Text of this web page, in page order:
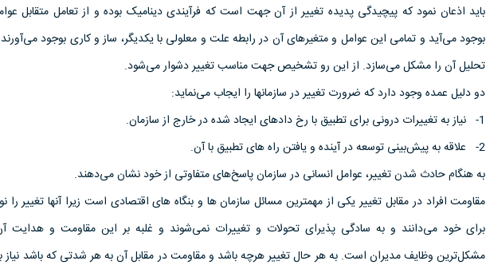
باید اذعان نمود که پیچیدگی پدیده تغییر از آن جهت است که فرآیندی دینامیک بوده و از تعامل متقابل
بوجود می‌آید و تمامی این عوامل و متغیرهای آن در رابطه علت و معلولی با یکدیگر، ساز و کاری بوجود
تحلیل آن را مشکل می‌سازد. از این رو تشخیص جهت مناسب تغییر دشوار می‌شود.
دو دلیل عمده وجود دارد که ضرورت تغییر در سازمانها را ایجاب می‌نماید:
1- نیاز به تغییرات درونی برای تطبیق با رخ دادهای ایجاد شده در خارج از سازمان.
2- علاقه به پیش‌بینی توسعه در آینده و یافتن راه های تطبیق با آن.
به هنگام حادث شدن تغییر، عوامل انسانی در سازمان پاسخ‌های متفاوتی از خود نشان می‌دهند.
مقاومت افراد در مقابل تغییر یکی از مهمترین مسائل سازمان ها و بنگاه های اقتصادی است زیرا آنها تغییر را
برای خود می‌دانند و به سادگی پذیرای تحولات و تغییرات نمی‌شوند و غلبه بر این مقاومت و هدایت
مشکل‌ترین وظایف مدیران است. به هر حال تغییر هرچه باشد و مقاومت در مقابل آن به هر شدتی که باشد نیاز